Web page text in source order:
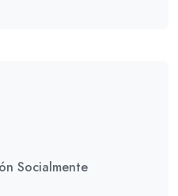
Socialmente